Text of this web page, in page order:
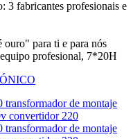
3 fabricantes profesionais e
ouro" para ti e para nós
profesional, 7*20H